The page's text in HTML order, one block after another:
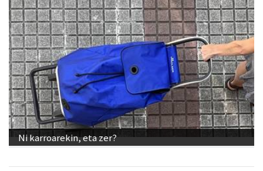
Ni karroarekin, eta zer?